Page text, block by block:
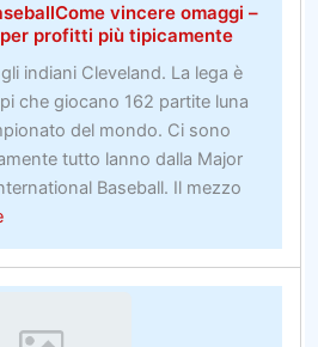
Insegnare
al
servizio
clienti
vincere omaggi –
profitti più tipicamente
indiani Cleveland. La lega è
che giocano 162 partite luna
del mondo. Ci sono
tutto lanno dalla Major
Baseball. Il mezzo
about
Scommesse
sul
vincere